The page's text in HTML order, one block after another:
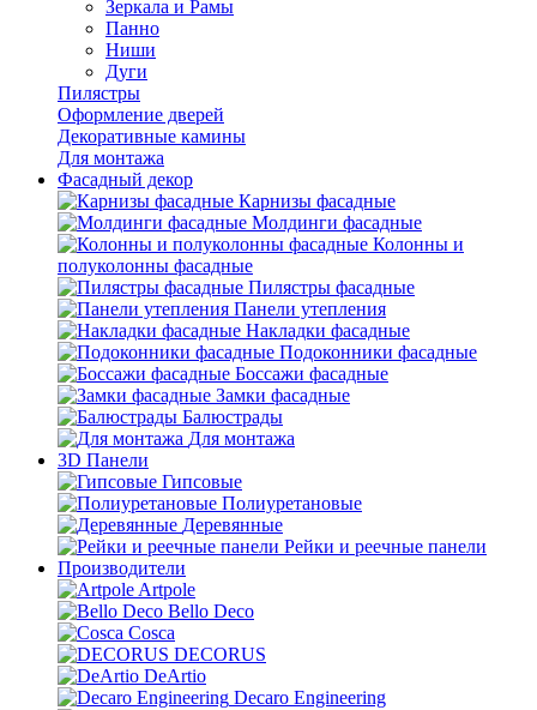
Зеркала и Рамы
Панно
Ниши
Дуги
Пилястры
Оформление дверей
Декоративные камины
Для монтажа
Фасадный декор
Карнизы фасадные
Молдинги фасадные
Колонны и
полуколонны фасадные
Пилястры фасадные
Панели утепления
Накладки фасадные
Подоконники фасадные
Боссажи фасадные
Замки фасадные
Балюстрады
Для монтажа
3D Панели
Гипсовые
Полиуретановые
Деревянные
Рейки и реечные панели
Производители
Artpole
Bello Deco
Cosca
DECORUS
DeArtio
Decaro Engineering